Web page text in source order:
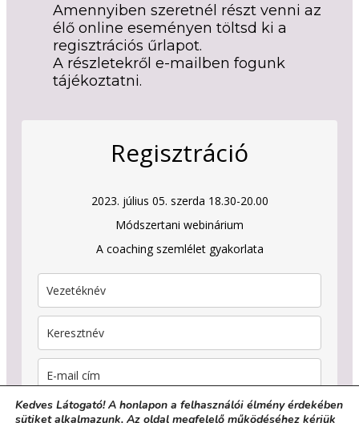
Amennyiben szeretnél részt venni az
élő online eseményen töltsd ki a
regisztrációs űrlapot.
A részletekről e-mailben fogunk
tájékoztatni.
Regisztráció
2023. július 05. szerda 18.30-20.00
Módszertani webinárium
A coaching szemlélet gyakorlata
Kedves Látogató! A honlapon a felhasználói élmény érdekében
sütiket alkalmazunk. Az oldal megfelelő működéséhez kérjük